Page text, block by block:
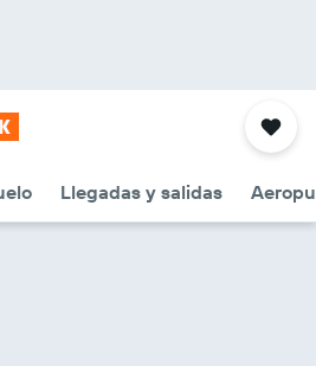
Llegadas y salidas